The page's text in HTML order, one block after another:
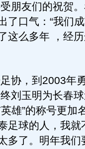
朋友们的祝贺
了口气：“我们
这么多年 ，经
，到2003年
刘玉明为长春
雄”的称号更加
足球的人，我就
多了。明年我们